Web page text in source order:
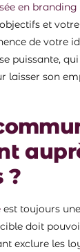
en branding
et
de votre
puissante,
laisser son
?
est toujours
doit
exclure les